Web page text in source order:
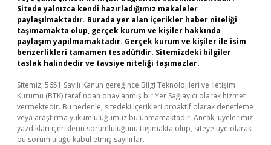
Sitede yalnızca kendi hazırladığımız makaleler
paylaşılmaktadır. Burada yer alan içerikler haber niteliği
taşımamakta olup, gerçek kurum ve kişiler hakkında
paylaşım yapılmamaktadır. Gerçek kurum ve kişiler ile isim
benzerlikleri tamamen tesadüfidir. Sitemizdeki bilgiler
taslak halindedir ve tavsiye niteliği taşımazlar.
Sitemiz, 5651 Sayılı Kanun gereğince Bilgi Teknolojileri ve İletişim
Kurumu (BTK) tarafından onaylanmış bir Yer Sağlayıcı olarak hizmet
vermektedir. Bu nedenle, sitedeki içerikleri proaktif olarak denetleme
veya araştırma yükümlülüğümüz bulunmamaktadır. Ancak, üyelerimiz
yazdıkları içeriklerin sorumluluğunu taşımakta olup, siteye üye olarak
bu sorumluluğu kabul etmiş sayılırlar.